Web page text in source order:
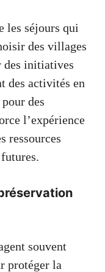
les séjours qui
des villages
des initiatives
des activités en
des
l’expérience
ressources
souvent
protéger la